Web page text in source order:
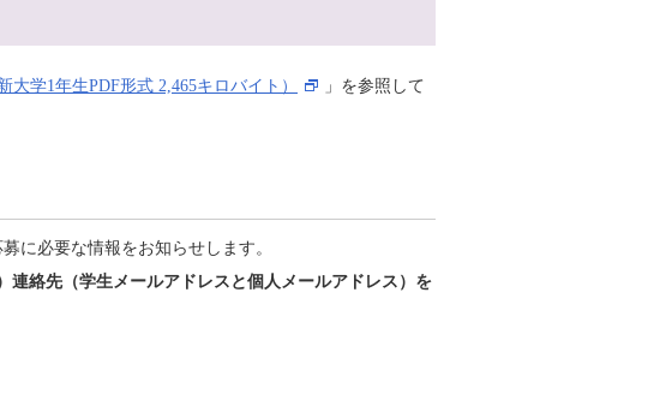
学1年生PDF形式 2,465キロバイト）
」を参照して
に必要な情報をお知らせします。
連絡先（学生メールアドレスと個人メールアドレス）を